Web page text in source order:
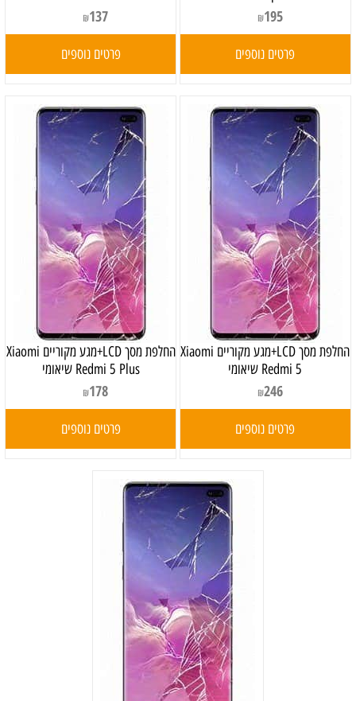
₪195
פרטים נוספים
₪137
פרטים נוספים
החלפת מסך LCD+מגע מקוריים Xiaomi
Redmi 5 שיאומי
₪246
פרטים נוספים
החלפת מסך LCD+מגע מקוריים Xiaomi
Redmi 5 Plus שיאומי
₪178
פרטים נוספים